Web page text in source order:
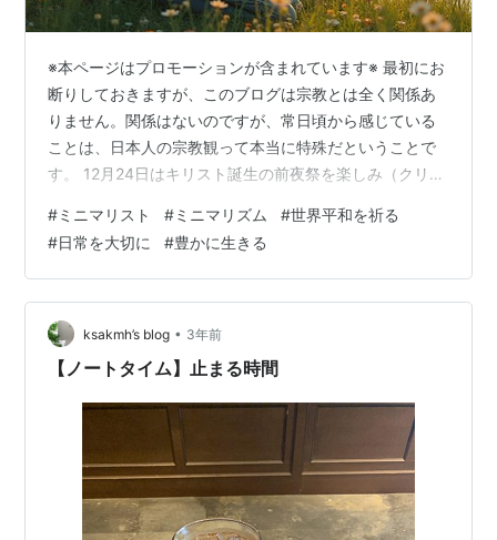
※本ページはプロモーションが含まれています※ 最初にお
断りしておきますが、このブログは宗教とは全く関係あ
りません。関係はないのですが、常日頃から感じている
ことは、日本人の宗教観って本当に特殊だということで
す。 12月24日はキリスト誕生の前夜祭を楽しみ（クリス
結婚式は教会、葬式は寺。そういった、あらゆる宗教行
事をごちゃまぜにした習慣が慣例化しているのは、世界
広しといえど日本だけだと思います。 さて、今回のテー
マは「世界平和」です。 豊かな人生を送るためには、ま
ずは世界が平和であることが何より大切だと実感してい
ます。私は難しいことは分かりませんが…
#ミニマリスト #ミニマリズム #世界平和を祈る
#日常を大切に #豊かに生きる
ksakmh’s blog • 3年前
【ノートタイム】止まる時間